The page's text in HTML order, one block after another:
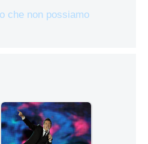
che non possiamo